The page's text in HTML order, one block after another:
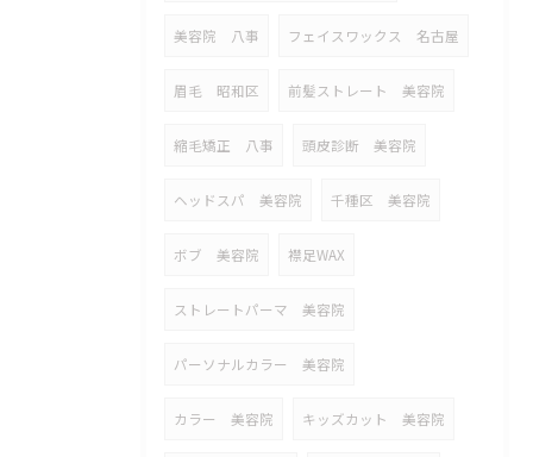
美容院 八事 フェイスワックス 名古屋
眉毛 昭和区 前髪ストレート 美容院
縮毛矯正 八事 頭皮診断 美容院
ヘッドスパ 美容院 千種区 美容院
ボブ 美容院 襟足WAX
ストレートパーマ 美容院
パーソナルカラー 美容院
カラー 美容院 キッズカット 美容院